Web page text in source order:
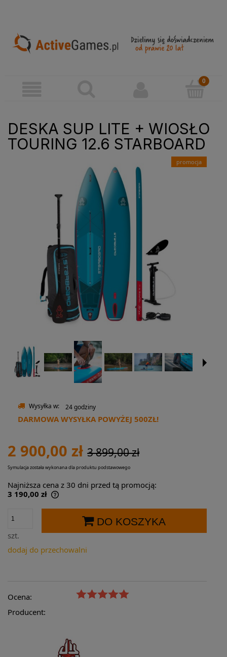
DESKA SUP LITE + WIOSŁO
TOURING 12.6 STARBOARD
promocja
Wysyłka w: 24 godziny
DARMOWA WYSYŁKA POWYŻEJ 500ZŁ!
2 900,00 zł 3 899,00 zł
Symulacja została wykonana dla produktu podstawowego
Najniższa cena z 30 dni przed tą promocją:
3 190,00 zł
momentu, kiedy produkt pojawił się w
sprzedaży.
szt.
DO KOSZYKA
dodaj do przechowalni
Ocena:
Producent: